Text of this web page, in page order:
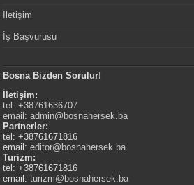
İletişim
İş Başvurusu
Bosna Bizden Sorulur!
İletişim:
tel: +38761636707
email:admin@bosnahersek.ba
Partnerler:
tel: +38761671816
email:editor@bosnahersek.ba
Turizm:
tel: +38761671816
email:turizm@bosnahersek.ba